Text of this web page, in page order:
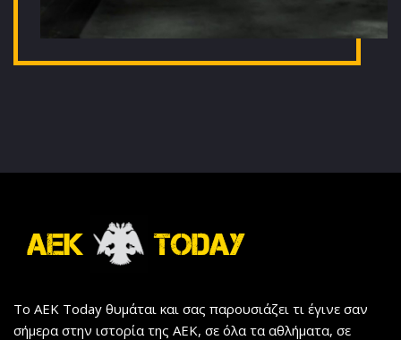
Το AEK Today θυμάται και σας παρουσιάζει τι έγινε σαν
σήμερα στην ιστορία της ΑΕΚ, σε όλα τα αθλήματα, σε